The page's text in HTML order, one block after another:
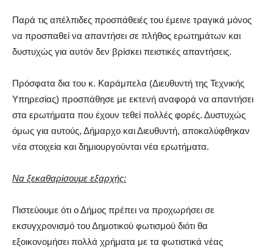
Παρά τις απέλπιδες προσπάθειές του έμεινε τραγικά μόνος
να προσπαθεί να απαντήσει σε πλήθος ερωτημάτων και
δυστυχώς για αυτόν δεν βρίσκει πειστικές απαντήσεις.
Πρόσφατα δια του κ. Καράμπελα (Διευθυντή της Τεχνικής
Υπηρεσίας) προσπάθησε με εκτενή αναφορά να απαντήσει
στα ερωτήματα που έχουν τεθεί πολλές φορές. Δυστυχώς
όμως για αυτούς, Δήμαρχο και Διευθυντή, αποκαλύφθηκαν
νέα στοιχεία και δημιουργούνται νέα ερωτήματα.
Να ξεκαθαρίσουμε εξαρχής:
Πιστεύουμε ότι ο Δήμος πρέπει να προχωρήσει σε
εκσυγχρονισμό του Δημοτικού φωτισμού διότι θα
εξοικονομήσει πολλά χρήματα με τα φωτιστικά νέας